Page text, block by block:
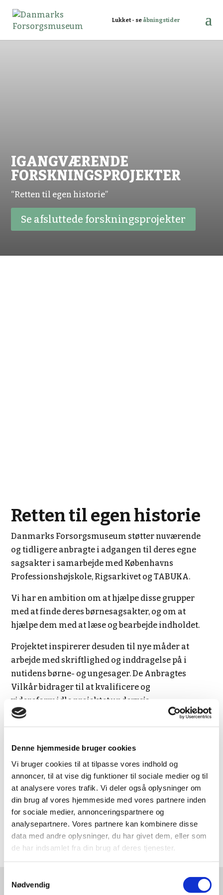
Denne hjemmeside bruger cookies
Vi bruger cookies til at tilpasse vores indhold og
annoncer, til at vise dig funktioner til sociale medier og til
at analysere vores trafik. Vi deler også oplysninger om
din brug af vores hjemmeside med vores partnere inden
for sociale medier, annonceringspartnere og
analysepartnere. Vores partnere kan kombinere disse
data med andre oplysninger, du har givet dem, eller som
de har indsamlet fra din brug af deres tjenester.
Nødvendig
Lukket - se åbningstider
IGANGVÆRENDE
FORSKNINGSPROJEKTER
“Retten til egen historie”
Se afsluttede forskningsprojekter
Retten til egen historie
Danmarks Forsorgsmuseum støtter nuværende
og tidligere anbragte i adgangen til deres egne
sagsakter i samarbejde med Københavns
Professionshøjskole, Rigsarkivet og TABUKA.
Vi har en ambition om at hjælpe disse grupper
med at finde deres børnesagsakter, og om at
hjælpe dem med at læse og bearbejde indholdet.
Projektet inspirerer desuden til nye måder at
arbejde med skriftlighed og inddragelse på i
nutidens børne- og ungesager. De Anbragtes
Vilkår bidrager til at kvalificere og
videreformidle projektet undervejs.
reserve til social-, sundheds- og
arbejdsmarkedsområdet, samt Aage og Johanne
Louis-Hansens Fond og Augustinus Fonden.
Projektet løber frem til 31. maj 2026.
Se mere om Retten til egen historie